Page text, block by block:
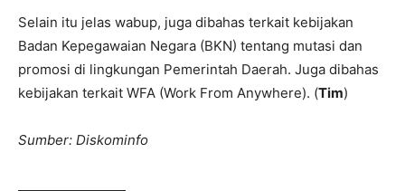
Selain itu jelas wabup, juga dibahas terkait kebijakan
Badan Kepegawaian Negara (BKN) tentang mutasi dan
promosi di lingkungan Pemerintah Daerah. Juga dibahas
kebijakan terkait WFA (Work From Anywhere). (Tim)
Sumber: Diskominfo